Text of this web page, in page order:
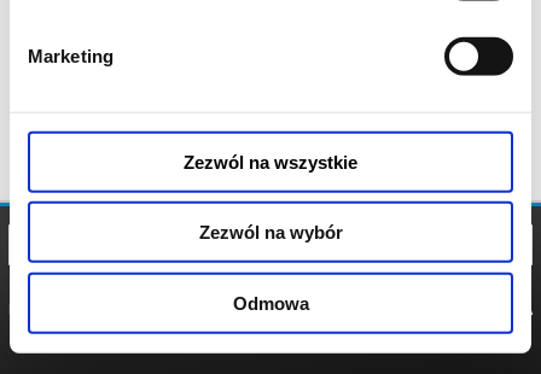
Marketing
Zezwól na wszystkie
Zezwól na wybór
Odmowa
POLITYKA
POLITYKA